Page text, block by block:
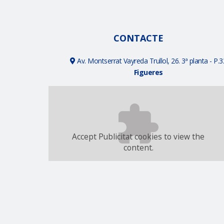
CONTACTE
Av. Montserrat Vayreda Trullol, 26. 3ª planta -
Figueres
Accept Publicitatcookies to view the
content.